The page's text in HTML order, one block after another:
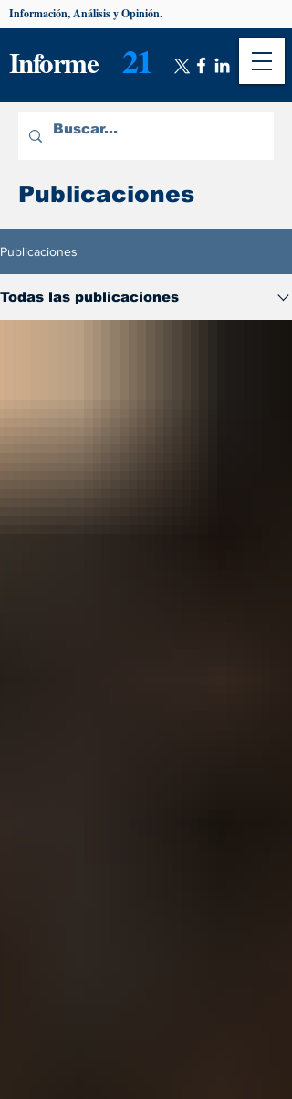
Informe 21
Información, Análisis y Opinión.
Publicaciones
Publicaciones
Todas las publicaciones